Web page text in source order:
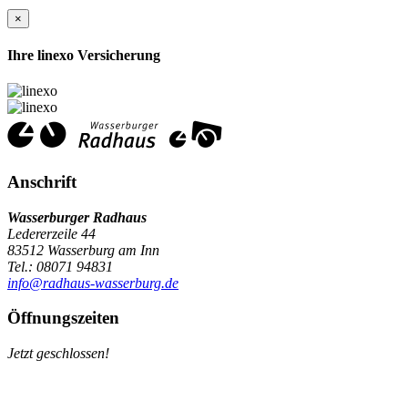
×
Ihre linexo Versicherung
Anschrift
Wasserburger Radhaus
Ledererzeile 44
83512 Wasserburg am Inn
Tel.: 08071 94831
info@radhaus-wasserburg.de
Öffnungszeiten
Jetzt geschlossen!